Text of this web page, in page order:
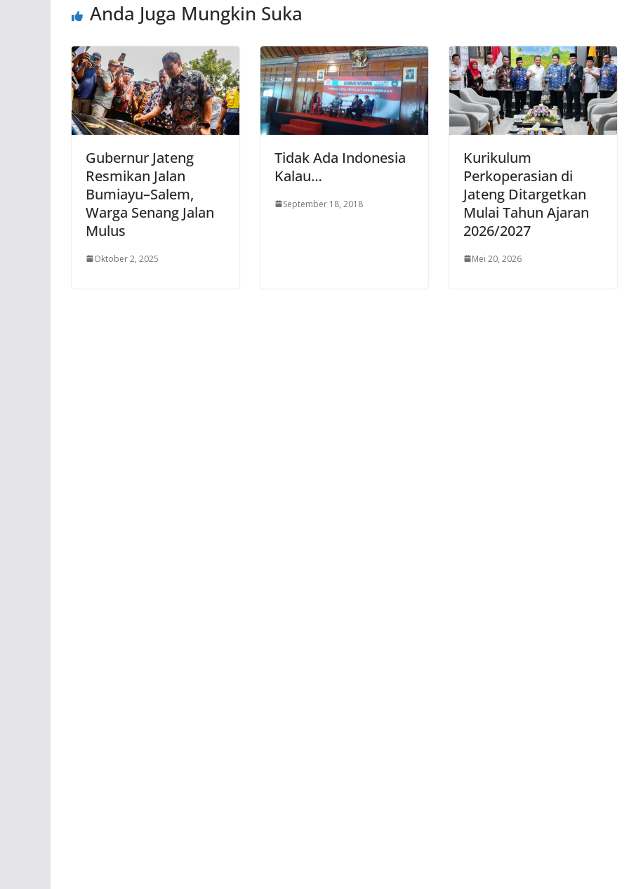
Anda Juga Mungkin Suka
Gubernur Jateng
Resmikan Jalan
Bumiayu–Salem,
Warga Senang Jalan
Mulus
Oktober 2, 2025
Tidak Ada Indonesia
Kalau…
September 18, 2018
Kurikulum
Perkoperasian di
Jateng Ditargetkan
Mulai Tahun Ajaran
2026/2027
Mei 20, 2026